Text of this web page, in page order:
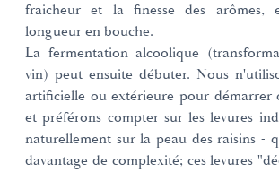
fraicheur et la finesse des
longueur en bouche.
La fermentation alcoolique
vin) peut ensuite débuter. Nous
artificielle ou extérieure pour démarrer
et préférons compter sur les levures
naturellement sur la peau des raisins -
davantage de complexité; ces levures